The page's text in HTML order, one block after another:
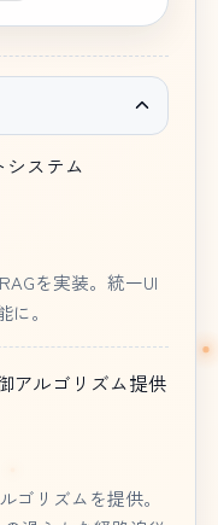
システム
を実装。統一UI
。
アルゴリズム提供
ゴリズムを提供。